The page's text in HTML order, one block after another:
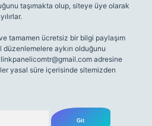
taşımakta olup, siteye üye olarak
tamamen ücretsiz bir bilgi paylaşım
aykırı olduğunu
adresine
yasal süre içerisinde sitemizden